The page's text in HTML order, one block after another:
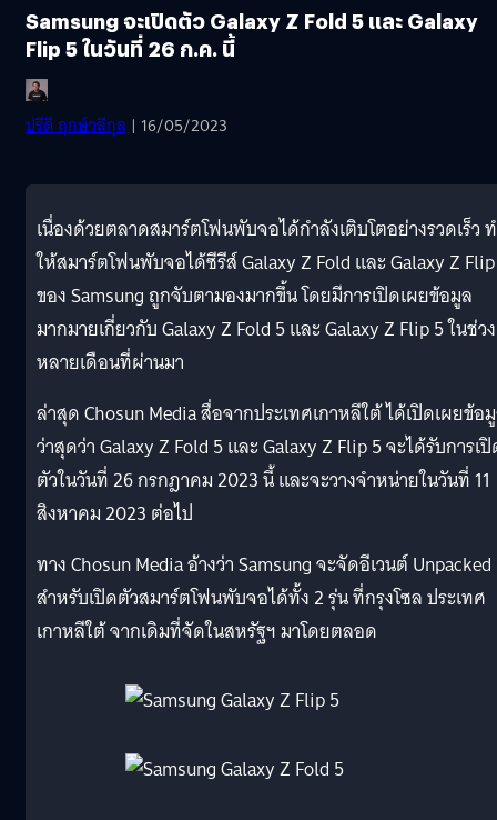
Samsung จะเปิดตัว Galaxy Z Fold 5 และ Galaxy
Flip 5 ในวันที่ 26 ก.ค. นี้
ปรีดี ฤกษ์วลีกุล | 16/05/2023
เนื่องด้วยตลาดสมาร์ตโฟนพับจอได้กำลังเติบโตอย่างรวดเร็ว
ให้สมาร์ตโฟนพับจอได้ซีรีส์ Galaxy Z Fold และ Galaxy Z Flip
ของ Samsung ถูกจับตามองมากขึ้น โดยมีการเปิดเผยข้อมูล
มากมายเกี่ยวกับ Galaxy Z Fold 5 และ Galaxy Z Flip 5 ในช่วง
หลายเดือนที่ผ่านมา
ล่าสุด Chosun Media สื่อจากประเทศเกาหลีใต้ ได้เปิดเผยข้อ
ว่าสุดว่า Galaxy Z Fold 5 และ Galaxy Z Flip 5 จะได้รับการเ
ตัวในวันที่ 26 กรกฎาคม 2023 นี้ และจะวางจำหน่ายในวันที่ 11
สิงหาคม 2023 ต่อไป
ทาง Chosun Media อ้างว่า Samsung จะจัดอีเวนต์ Unpacked
สำหรับเปิดตัวสมาร์ตโฟนพับจอได้ทั้ง 2 รุ่น ที่กรุงโซล ประเทศ
เกาหลีใต้ จากเดิมที่จัดในสหรัฐฯ มาโดยตลอด